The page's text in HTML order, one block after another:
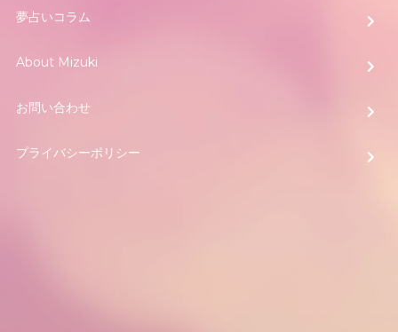
夢占いコラム
About Mizuki
お問い合わせ
プライバシーポリシー